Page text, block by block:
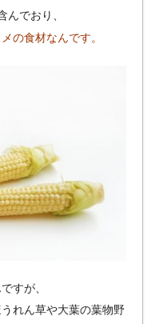
んでおり、
の食材なんです。
すが、
れん草や大葉の葉物野